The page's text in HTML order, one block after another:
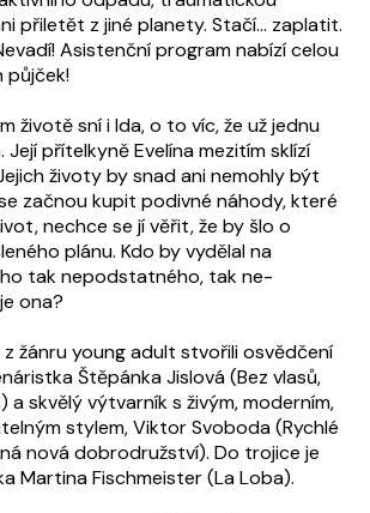
přiletět z jiné planety. Stačí… zaplatit.
Asistenční program nabízí celou
půjček!
životě sní i Ida, o to víc, že už jednu
Její přítelkyně Evelína mezitím sklízí
životy by snad ani nemohly být
začnou kupit podivné náhody, které
nechce se jí věřit, že by šlo o
plánu. Kdo by vydělal na
tak nepodstatného, tak ne-
ona?
z žánru young adult stvořili osvědčení
Štěpánka Jislová (Bez vlasů,
a skvělý výtvarník s živým, moderním,
stylem, Viktor Svoboda (Rychlé
nová dobrodružství). Do trojice je
Martina Fischmeister (La Loba).